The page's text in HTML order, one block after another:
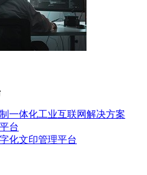
一体化工业互联网解决方案
台
化文印管理平台